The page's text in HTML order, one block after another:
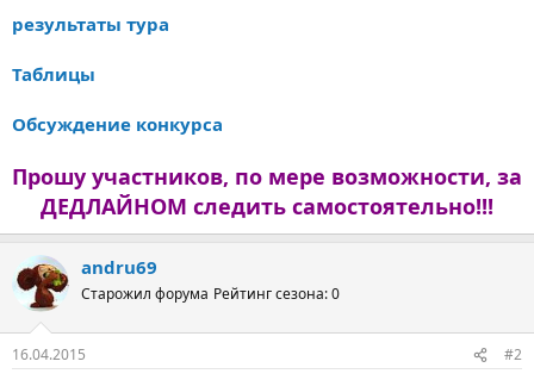
результаты тура
Таблицы
Обсуждение конкурса
Прошу участников, по мере возможности, за
ДЕДЛАЙНОМ следить самостоятельно!!!
andru69
Старожил форума Рейтинг сезона: 0
16.04.2015 #2